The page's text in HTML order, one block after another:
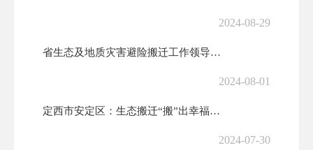
2024-08-29
省生态及地质灾害避险搬迁工作领导小组第九次会议暨工作推进会召开
2024-08-01
定西市安定区：生态搬迁“搬”出幸福好日子
2024-07-30